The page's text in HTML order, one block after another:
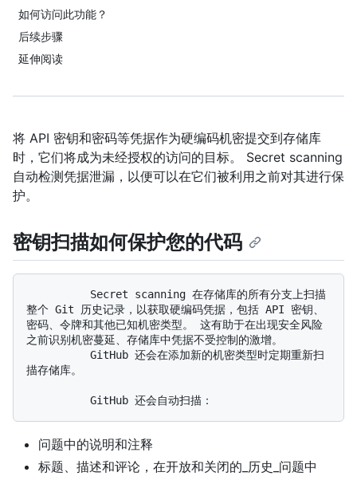
如何访问此功能？
后续步骤
延伸阅读
将 API 密钥和密码等凭据作为硬编码机密提交到存储库
时，它们将成为未经授权的访问的目标。 Secret scanning
自动检测凭据泄漏，以便可以在它们被利用之前对其进行保
护。
密钥扫描如何保护您的代码
整个 Git 历史记录，以获取硬编码凭据，包括 API 密钥、
密码、令牌和其他已知机密类型。 这有助于在出现安全风险
之前识别机密蔓延、存储库中凭据不受控制的激增。
描存储库。
问题中的说明和注释
标题、描述和评论，在开放和关闭的_历史_问题中